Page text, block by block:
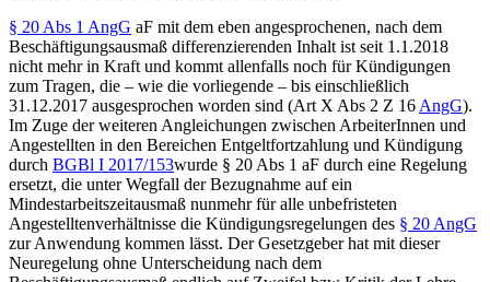
§ 20 Abs 1 AngG aF mit dem eben angesprochenen, nach dem
Beschäftigungsausmaß differenzierenden Inhalt ist seit 1.1.2018
nicht mehr in Kraft und kommt allenfalls noch für Kündigungen
zum Tragen, die – wie die vorliegende – bis einschließlich
31.12.2017 ausgesprochen worden sind (Art X Abs 2 Z 16 AngG).
Im Zuge der weiteren Angleichungen zwischen ArbeiterInnen und
Angestellten in den Bereichen Entgeltfortzahlung und Kündigung
durch BGBl I 2017/153wurde § 20 Abs 1 aF durch eine Regelung
ersetzt, die unterWegfall der Bezugnahme auf ein
Mindestarbeitszeitausmaß nunmehr für alle unbefristeten
Angestelltenverhältnisse die Kündigungsregelungen des § 20 AngG
zur Anwendung kommen lässt. Der Gesetzgeber hat mit dieser
Neuregelung ohne Unterscheidung nach dem